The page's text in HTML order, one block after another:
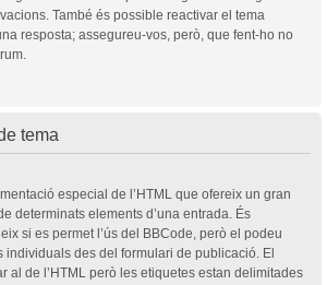
També és possible reactivar el tema
resposta; assegureu-vos, però, que fent-ho no
tema
especial de l’HTML que ofereix un gran
determinats elements d’una entrada. És
si es permet l’ús del BBCode, però el podeu
individuals des del formulari de publicació. El
al de l’HTML però les etiquetes estan delimitades